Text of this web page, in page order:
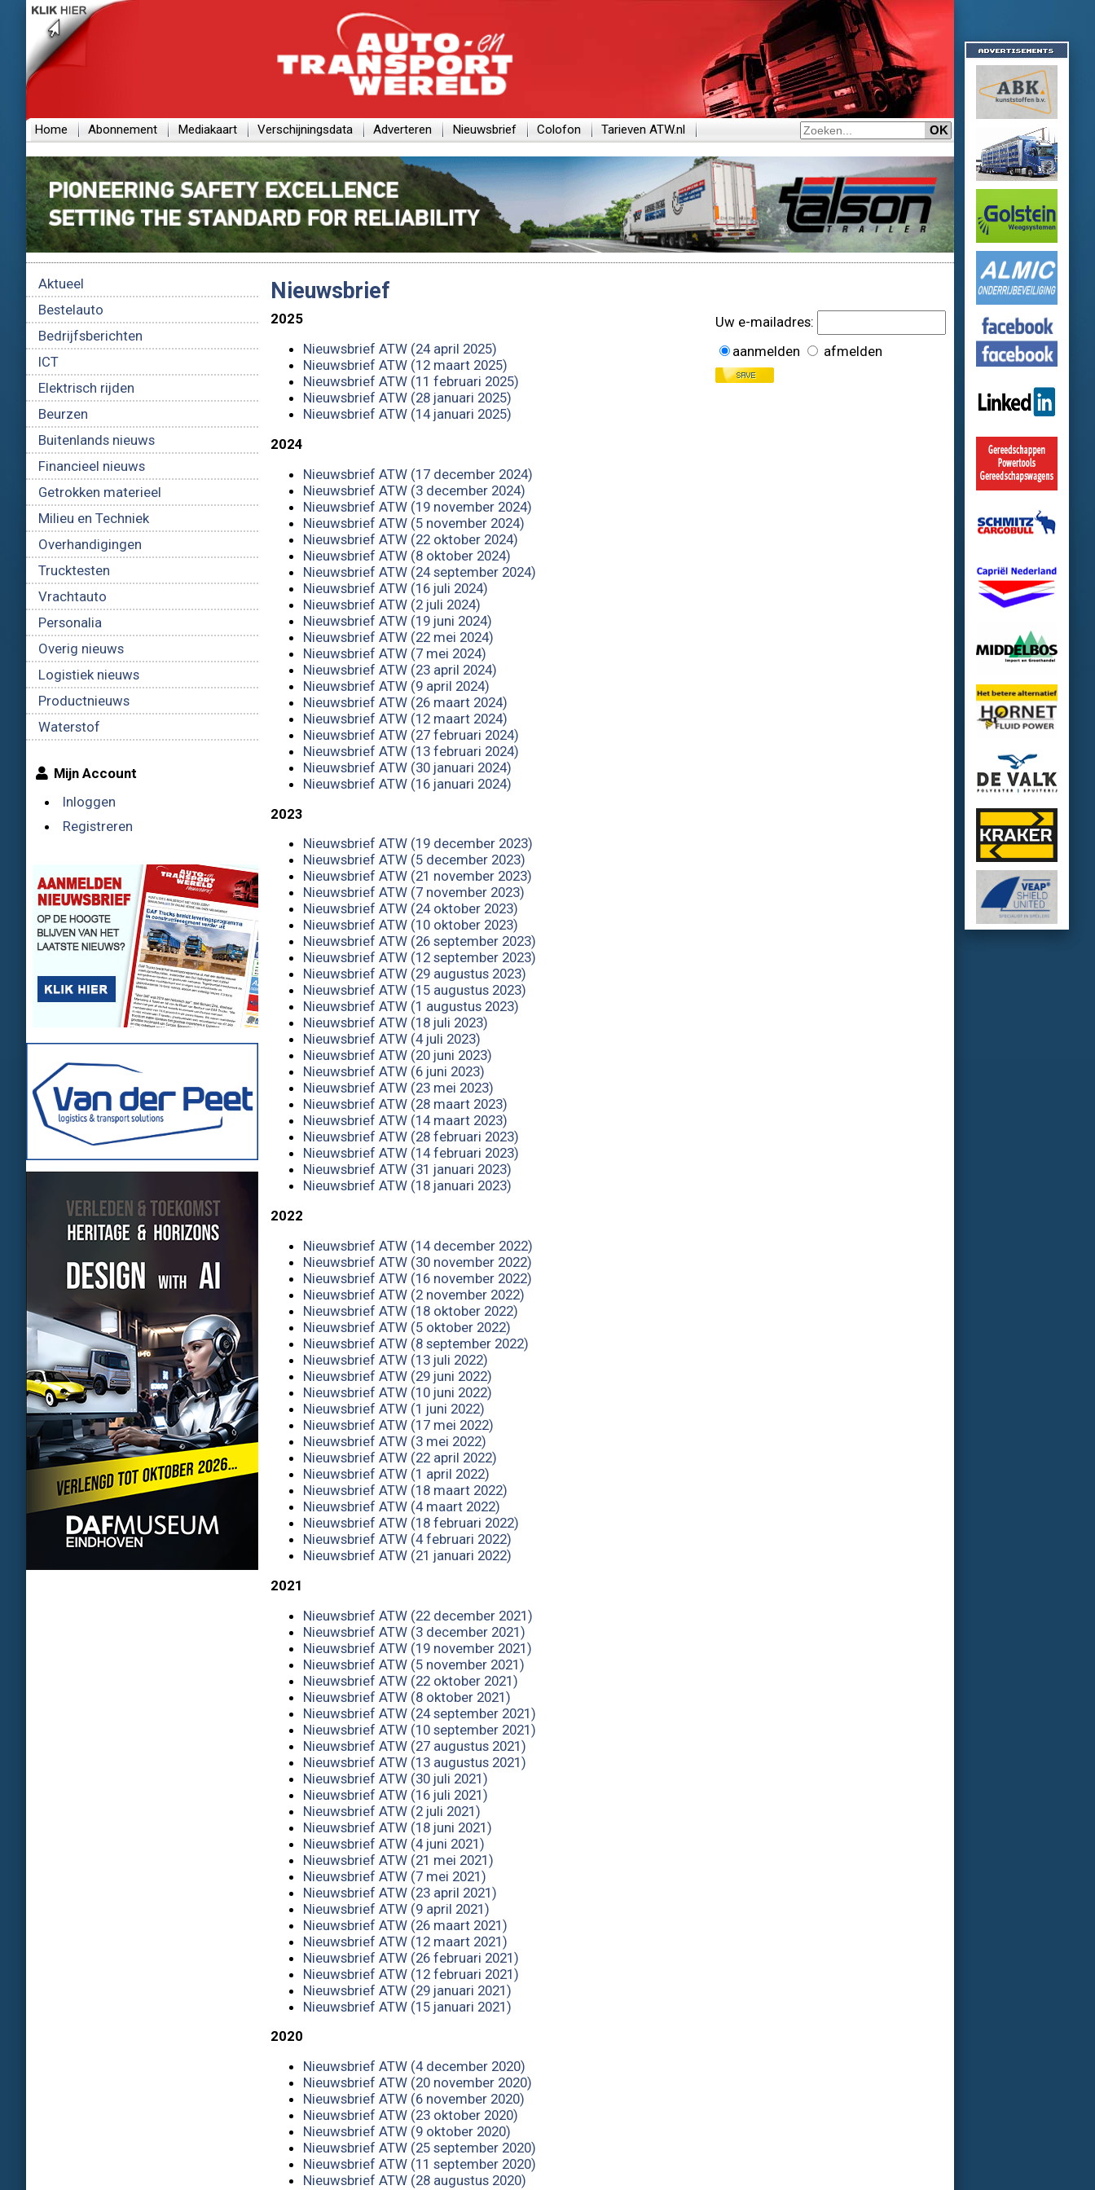
Home Abonnement Mediakaart Verschijningsdata Adverteren Nieuwsbrief Colofon Tarieven ATW.nl
Aktueel
Bestelauto
Bedrijfsberichten
ICT
Elektrisch rijden
Beurzen
Buitenlands nieuws
Financieel nieuws
Getrokken materieel
Milieu en Techniek
Overhandigingen
Trucktesten
Vrachtauto
Personalia
Overig nieuws
Logistiek nieuws
Productnieuws
Waterstof
Mijn Account
Inloggen
Registreren
Nieuwsbrief
Uw e-mailadres:
aanmelden
afmelden
2025
Nieuwsbrief ATW (24 april 2025)
Nieuwsbrief ATW (12 maart 2025)
Nieuwsbrief ATW (11 februari 2025)
Nieuwsbrief ATW (28 januari 2025)
Nieuwsbrief ATW (14 januari 2025)
2024
Nieuwsbrief ATW (17 december 2024)
Nieuwsbrief ATW (3 december 2024)
Nieuwsbrief ATW (19 november 2024)
Nieuwsbrief ATW (5 november 2024)
Nieuwsbrief ATW (22 oktober 2024)
Nieuwsbrief ATW (8 oktober 2024)
Nieuwsbrief ATW (24 september 2024)
Nieuwsbrief ATW (16 juli 2024)
Nieuwsbrief ATW (2 juli 2024)
Nieuwsbrief ATW (19 juni 2024)
Nieuwsbrief ATW (22 mei 2024)
Nieuwsbrief ATW (7 mei 2024)
Nieuwsbrief ATW (23 april 2024)
Nieuwsbrief ATW (9 april 2024)
Nieuwsbrief ATW (26 maart 2024)
Nieuwsbrief ATW (12 maart 2024)
Nieuwsbrief ATW (27 februari 2024)
Nieuwsbrief ATW (13 februari 2024)
Nieuwsbrief ATW (30 januari 2024)
Nieuwsbrief ATW (16 januari 2024)
2023
Nieuwsbrief ATW (19 december 2023)
Nieuwsbrief ATW (5 december 2023)
Nieuwsbrief ATW (21 november 2023)
Nieuwsbrief ATW (7 november 2023)
Nieuwsbrief ATW (24 oktober 2023)
Nieuwsbrief ATW (10 oktober 2023)
Nieuwsbrief ATW (26 september 2023)
Nieuwsbrief ATW (12 september 2023)
Nieuwsbrief ATW (29 augustus 2023)
Nieuwsbrief ATW (15 augustus 2023)
Nieuwsbrief ATW (1 augustus 2023)
Nieuwsbrief ATW (18 juli 2023)
Nieuwsbrief ATW (4 juli 2023)
Nieuwsbrief ATW (20 juni 2023)
Nieuwsbrief ATW (6 juni 2023)
Nieuwsbrief ATW (23 mei 2023)
Nieuwsbrief ATW (28 maart 2023)
Nieuwsbrief ATW (14 maart 2023)
Nieuwsbrief ATW (28 februari 2023)
Nieuwsbrief ATW (14 februari 2023)
Nieuwsbrief ATW (31 januari 2023)
Nieuwsbrief ATW (18 januari 2023)
2022
Nieuwsbrief ATW (14 december 2022)
Nieuwsbrief ATW (30 november 2022)
Nieuwsbrief ATW (16 november 2022)
Nieuwsbrief ATW (2 november 2022)
Nieuwsbrief ATW (18 oktober 2022)
Nieuwsbrief ATW (5 oktober 2022)
Nieuwsbrief ATW (8 september 2022)
Nieuwsbrief ATW (13 juli 2022)
Nieuwsbrief ATW (29 juni 2022)
Nieuwsbrief ATW (10 juni 2022)
Nieuwsbrief ATW (1 juni 2022)
Nieuwsbrief ATW (17 mei 2022)
Nieuwsbrief ATW (3 mei 2022)
Nieuwsbrief ATW (22 april 2022)
Nieuwsbrief ATW (1 april 2022)
Nieuwsbrief ATW (18 maart 2022)
Nieuwsbrief ATW (4 maart 2022)
Nieuwsbrief ATW (18 februari 2022)
Nieuwsbrief ATW (4 februari 2022)
Nieuwsbrief ATW (21 januari 2022)
2021
Nieuwsbrief ATW (22 december 2021)
Nieuwsbrief ATW (3 december 2021)
Nieuwsbrief ATW (19 november 2021)
Nieuwsbrief ATW (5 november 2021)
Nieuwsbrief ATW (22 oktober 2021)
Nieuwsbrief ATW (8 oktober 2021)
Nieuwsbrief ATW (24 september 2021)
Nieuwsbrief ATW (10 september 2021)
Nieuwsbrief ATW (27 augustus 2021)
Nieuwsbrief ATW (13 augustus 2021)
Nieuwsbrief ATW (30 juli 2021)
Nieuwsbrief ATW (16 juli 2021)
Nieuwsbrief ATW (2 juli 2021)
Nieuwsbrief ATW (18 juni 2021)
Nieuwsbrief ATW (4 juni 2021)
Nieuwsbrief ATW (21 mei 2021)
Nieuwsbrief ATW (7 mei 2021)
Nieuwsbrief ATW (23 april 2021)
Nieuwsbrief ATW (9 april 2021)
Nieuwsbrief ATW (26 maart 2021)
Nieuwsbrief ATW (12 maart 2021)
Nieuwsbrief ATW (26 februari 2021)
Nieuwsbrief ATW (12 februari 2021)
Nieuwsbrief ATW (29 januari 2021)
Nieuwsbrief ATW (15 januari 2021)
2020
Nieuwsbrief ATW (4 december 2020)
Nieuwsbrief ATW (20 november 2020)
Nieuwsbrief ATW (6 november 2020)
Nieuwsbrief ATW (23 oktober 2020)
Nieuwsbrief ATW (9 oktober 2020)
Nieuwsbrief ATW (25 september 2020)
Nieuwsbrief ATW (11 september 2020)
Nieuwsbrief ATW (28 augustus 2020)